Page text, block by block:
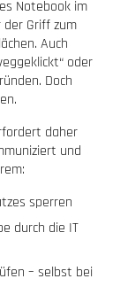
Notebook im
Griff zum
Auch
oder
Doch
daher
und
sperren
durch die IT
– selbst bei